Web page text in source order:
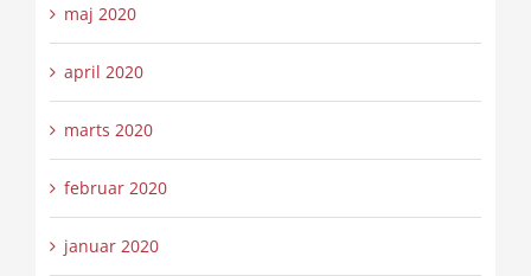
maj 2020
april 2020
marts 2020
februar 2020
januar 2020